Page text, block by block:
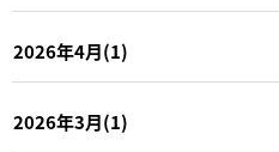
2026年4月(1)
2026年3月(1)